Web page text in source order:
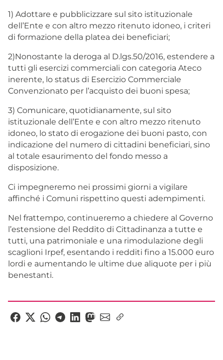
1) Adottare e pubblicizzare sul sito istituzionale
dell’Ente e con altro mezzo ritenuto idoneo, i criteri
di formazione della platea dei beneficiari;
2)Nonostante la deroga al D.lgs.50/2016, estendere a
tutti gli esercizi commerciali con categoria Ateco
inerente, lo status di Esercizio Commerciale
Convenzionato per l’acquisto dei buoni spesa;
3) Comunicare, quotidianamente, sul sito
istituzionale dell’Ente e con altro mezzo ritenuto
idoneo, lo stato di erogazione dei buoni pasto, con
indicazione del numero di cittadini beneficiari, sino
al totale esaurimento del fondo messo a
disposizione.
Ci impegneremo nei prossimi giorni a vigilare
affinché i Comuni rispettino questi adempimenti.
Nel frattempo, continueremo a chiedere al Governo
l’estensione del Reddito di Cittadinanza a tutte e
tutti, una patrimoniale e una rimodulazione degli
scaglioni Irpef, esentando i redditi fino a 15.000 euro
lordi e aumentando le ultime due aliquote per i più
benestanti.